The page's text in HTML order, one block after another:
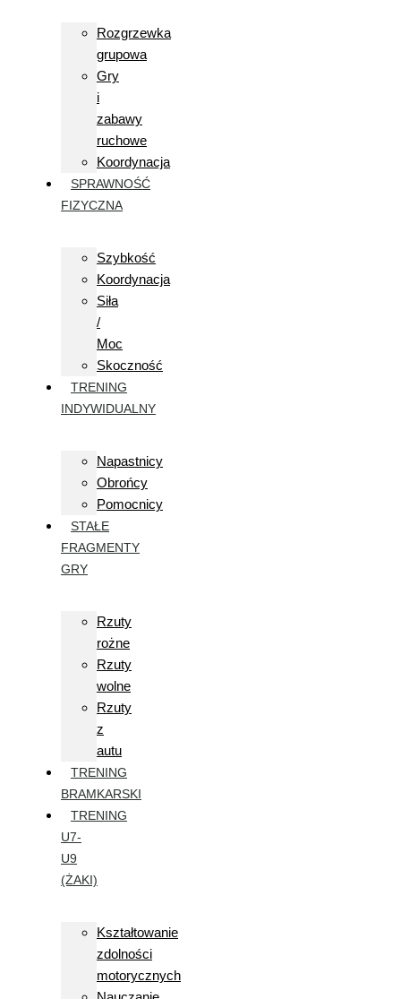
Rozgrzewka
grupowa
Gry
i
zabawy
ruchowe
Koordynacja
SPRAWNOŚĆ
FIZYCZNA
Szybkość
Koordynacja
Siła
/
Moc
Skoczność
TRENING
INDYWIDUALNY
Napastnicy
Obrońcy
Pomocnicy
STAŁE
FRAGMENTY
GRY
Rzuty
rożne
Rzuty
wolne
Rzuty
z
autu
TRENING
BRAMKARSKI
TRENING
U7-
U9
(ŻAKI)
Kształtowanie
zdolności
motorycznych